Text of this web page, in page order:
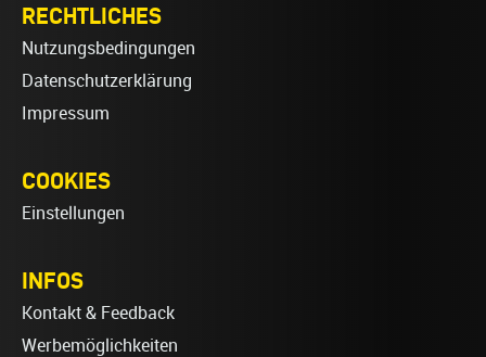
RECHTLICHES
Nutzungsbedingungen
Datenschutzerklärung
Impressum
COOKIES
Einstellungen
INFOS
Kontakt & Feedback
Werbemöglichkeiten